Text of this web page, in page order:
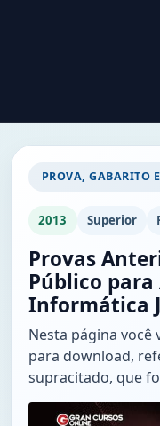
PROVA, GABARITO
2013 Superior
Provas
Público
Informática
Nesta página
para download,
supracitado, que